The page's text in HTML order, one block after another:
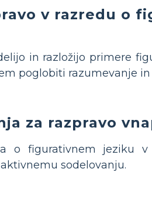
v razredu o
in razložijo primere
poglobiti razumevanje
za razpravo
o figurativnem jeziku v
sodelovanju.